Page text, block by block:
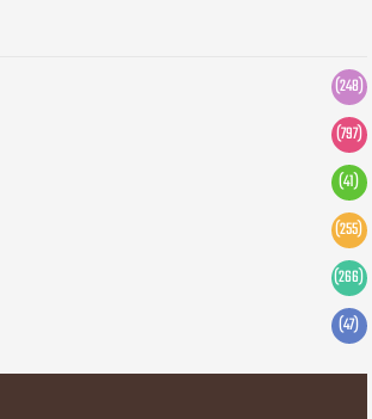
(248)
(797)
(41)
(255)
(266)
(47)